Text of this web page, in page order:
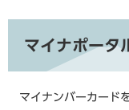
マイナポータ
マイナンバーカード